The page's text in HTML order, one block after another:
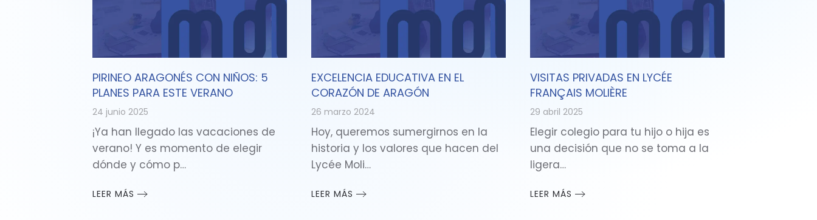
PIRINEO ARAGONÉS CON NIÑOS: 5
PLANES PARA ESTE VERANO
24 junio 2025
¡Ya han llegado las vacaciones de
verano! Y es momento de elegir
dónde y cómo p…
LEER MÁS
EXCELENCIA EDUCATIVA EN EL
CORAZÓN DE ARAGÓN
26 marzo 2024
Hoy, queremos sumergirnos en la
historia y los valores que hacen del
Lycée Moli…
LEER MÁS
VISITAS PRIVADAS EN LYCÉE
FRANÇAIS MOLIÈRE
29 abril 2025
Elegir colegio para tu hijo o hija es
una decisión que no se toma a la
ligera…
LEER MÁS